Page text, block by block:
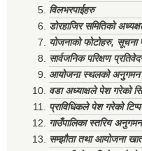
विलभरपाईहरु
डोरहाजिर समितिको
योजनाको फोटोहरु, सूचना
सार्वजनिक परिक्षण
आयोजना स्थलको अनुगमन
वडा अध्याक्षले पेश गरेको
प्राविधिकले पेश गरेको
गाउँपालिका स्तरिय
सम्झौता तथा आयोजना